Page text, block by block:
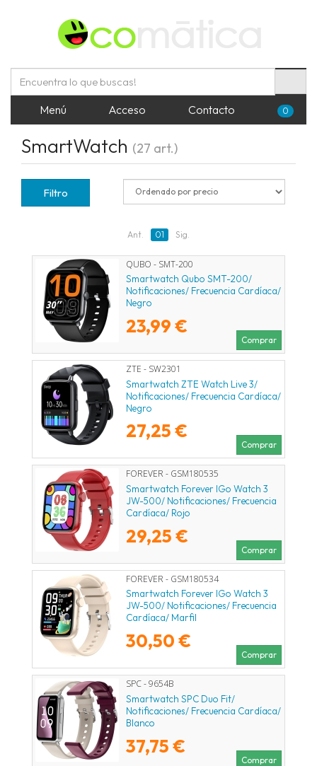
Menú Acceso Contacto 0
SmartWatch (27 art.)
Filtro
Ant. 01 Sig.
QUBO - SMT-200
Smartwatch Qubo SMT-200/
Notificaciones/ Frecuencia Cardíaca/
Negro
23,99 €
Comprar
ZTE - SW2301
Smartwatch ZTE Watch Live 3/
Notificaciones/ Frecuencia Cardíaca/
Negro
27,25 €
Comprar
FOREVER - GSM180535
Smartwatch Forever IGo Watch 3
JW-500/ Notificaciones/ Frecuencia
Cardíaca/ Rojo
29,25 €
Comprar
FOREVER - GSM180534
Smartwatch Forever IGo Watch 3
JW-500/ Notificaciones/ Frecuencia
Cardíaca/ Marfil
30,50 €
Comprar
SPC - 9654B
Smartwatch SPC Duo Fit/
Notificaciones/ Frecuencia Cardíaca/
Blanco
37,75 €
Comprar